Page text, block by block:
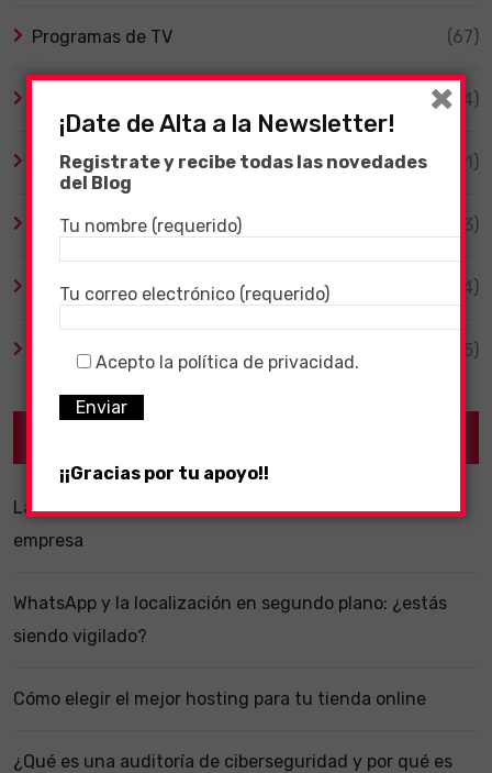
Programas de TV (67)
(4)
Tecnología (1)
TV y Series (3)
Videojuegos (204)
Virales (55)
La importancia de un software ERP dentro de una
empresa
WhatsApp y la localización en segundo plano: ¿estás
siendo vigilado?
Cómo elegir el mejor hosting para tu tienda online
¿Qué es una auditoría de ciberseguridad y por qué es
¡Date de Alta a la Newsletter!
Registrate y recibe todas las novedades
del Blog
Tu nombre (requerido)
Tu correo electrónico (requerido)
Acepto la política de privacidad.
¡¡Gracias por tu apoyo!!
×